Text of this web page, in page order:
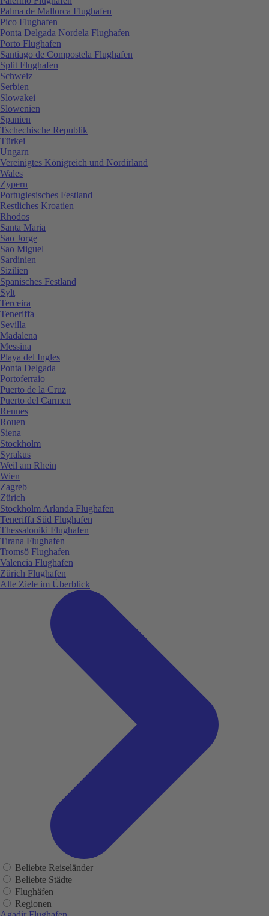
Palma de Mallorca Flughafen
Pico Flughafen
Ponta Delgada Nordela Flughafen
Porto Flughafen
Santiago de Compostela Flughafen
Split Flughafen
Schweiz
Serbien
Slowakei
Slowenien
Spanien
Tschechische Republik
Türkei
Ungarn
Vereinigtes Königreich und Nordirland
Wales
Zypern
Portugiesisches Festland
Restliches Kroatien
Rhodos
Santa Maria
Sao Jorge
Sao Miguel
Sardinien
Sizilien
Spanisches Festland
Sylt
Terceira
Teneriffa
Sevilla
Madalena
Messina
Playa del Ingles
Ponta Delgada
Portoferraio
Puerto de la Cruz
Puerto del Carmen
Rennes
Rouen
Siena
Stockholm
Syrakus
Weil am Rhein
Wien
Zagreb
Zürich
Stockholm Arlanda Flughafen
Teneriffa Süd Flughafen
Thessaloniki Flughafen
Tirana Flughafen
Tromsö Flughafen
Valencia Flughafen
Zürich Flughafen
Alle Ziele im Überblick
Beliebte Reiseländer
Beliebte Städte
Flughäfen
Regionen